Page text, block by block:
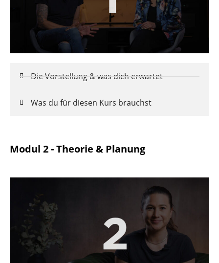
Die Vorstellung & was dich erwartet
Was du für diesen Kurs brauchst
Modul 2 - Theorie & Planung